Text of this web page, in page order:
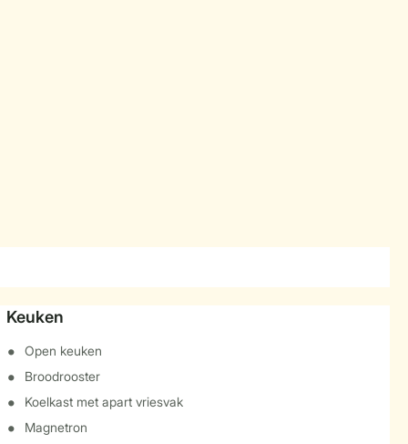
Keuken
Open keuken
Broodrooster
Koelkast met apart vriesvak
Magnetron